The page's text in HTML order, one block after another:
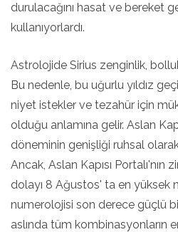
durulacağını hasat ve bereket
kullanıyorlardı.
Astrolojide Sirius zenginlik,
Bu nedenle, bu uğurlu yıldız
niyet istekler ve tezahür için
olduğu anlamına gelir. Aslan
döneminin genişliği ruhsal
Ancak, Aslan Kapısı Portalı'nın
dolayı 8 Ağustos' ta en yüksek
numerolojisi son derece güçlü bir
aslında tüm kombinasyonların